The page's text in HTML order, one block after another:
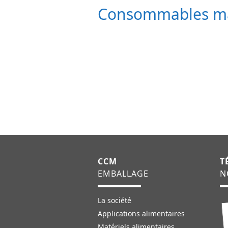
Consommables
CCM
EMBALLAGE
La société
Applications alimentaires